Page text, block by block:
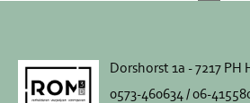
Dorshorst 1a - 7217 PH
0573-460634 / 06-